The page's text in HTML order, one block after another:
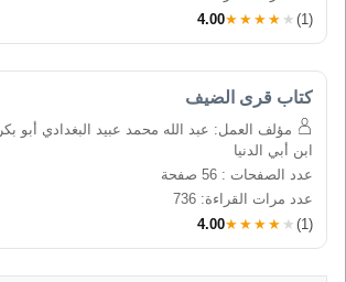
4.00★★★★★ (1)
كتاب قرى الضيف
مؤلف العمل: عبد الله محمد عبيد البغدادي أبو بكر
ابن أبي الدنيا
عدد الصفحات : 56 صفحة
عدد مرات القراءة: 736
4.00★★★★★ (1)